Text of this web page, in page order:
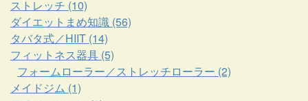
ストレッチ (10)
ダイエットまめ知識 (56)
タバタ式／HIIT (14)
フィットネス器具 (5)
フォームローラー／ストレッチローラー (2)
メイドジム (1)